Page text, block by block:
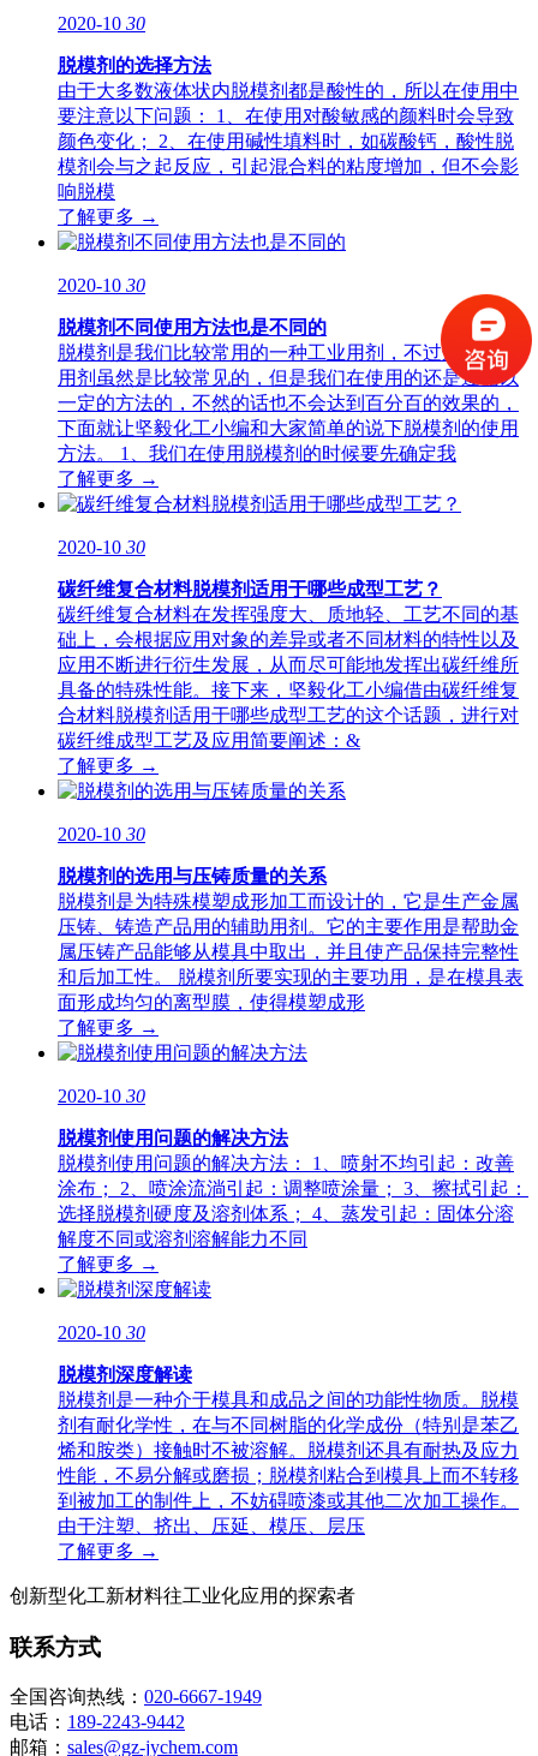
2020-10 30
脱模剂的选择方法
由于大多数液体状内脱模剂都是酸性的，所以在使用中
要注意以下问题： 1、在使用对酸敏感的颜料时会导致
颜色变化； 2、在使用碱性填料时，如碳酸钙，酸性脱
模剂会与之起反应，引起混合料的粘度增加，但不会影
响脱模
了解更多 →
2020-10 30
脱模剂不同使用方法也是不同的
脱模剂是我们比较常用的一种工业用剂，不过这个工业
用剂虽然是比较常见的，但是我们在使用的还是遵循以
一定的方法的，不然的话也不会达到百分百的效果的，
下面就让坚毅化工小编和大家简单的说下脱模剂的使用
方法。 1、我们在使用脱模剂的时候要先确定我
了解更多 →
2020-10 30
碳纤维复合材料脱模剂适用于哪些成型工艺？
碳纤维复合材料在发挥强度大、质地轻、工艺不同的基
础上，会根据应用对象的差异或者不同材料的特性以及
应用不断进行衍生发展，从而尽可能地发挥出碳纤维所
具备的特殊性能。接下来，坚毅化工小编借由碳纤维复
合材料脱模剂适用于哪些成型工艺的这个话题，进行对
碳纤维成型工艺及应用简要阐述：&
了解更多 →
2020-10 30
脱模剂的选用与压铸质量的关系
脱模剂是为特殊模塑成形加工而设计的，它是生产金属
压铸、铸造产品用的辅助用剂。它的主要作用是帮助金
属压铸产品能够从模具中取出，并且使产品保持完整性
和后加工性。 脱模剂所要实现的主要功用，是在模具表
面形成均匀的离型膜，使得模塑成形
了解更多 →
2020-10 30
脱模剂使用问题的解决方法
脱模剂使用问题的解决方法： 1、喷射不均引起：改善
涂布； 2、喷涂流淌引起：调整喷涂量； 3、擦拭引起：
选择脱模剂硬度及溶剂体系； 4、蒸发引起：固体分溶
解度不同或溶剂溶解能力不同
了解更多 →
2020-10 30
脱模剂深度解读
脱模剂是一种介于模具和成品之间的功能性物质。脱模
剂有耐化学性，在与不同树脂的化学成份（特别是苯乙
烯和胺类）接触时不被溶解。脱模剂还具有耐热及应力
性能，不易分解或磨损；脱模剂粘合到模具上而不转移
到被加工的制件上，不妨碍喷漆或其他二次加工操作。
由于注塑、挤出、压延、模压、层压
了解更多 →
创新型化工新材料往工业化应用的探索者
联系方式
全国咨询热线： 020-6667-1949
电话： 189-2243-9442
邮箱： sales@gz-jychem.com